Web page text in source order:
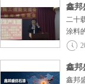
鑫邦
二十
涂料
鑫邦
鑫邦